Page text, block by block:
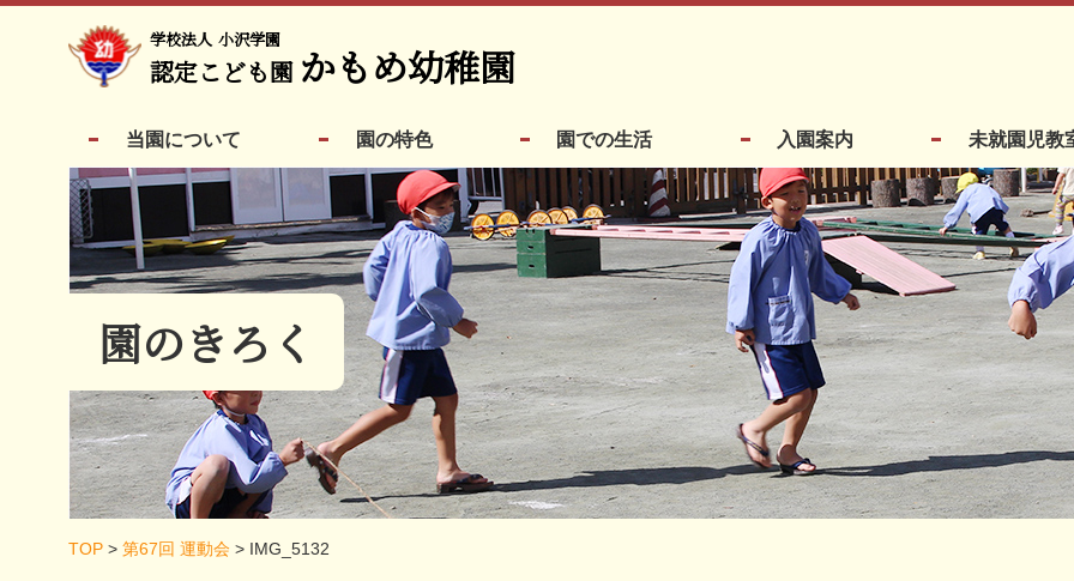
学校法人 小沢学園
認定こども園 かもめ幼稚園
当園について 園の特色 園での生活 入園案内 未就園児教
園のきろく
TOP > 第67回 運動会 > IMG_5132